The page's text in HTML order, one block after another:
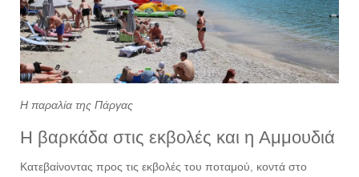
Η παραλία της Πάργας
Η βαρκάδα στις εκβολές και η Αμμουδιά
Κατεβαίνοντας προς τις εκβολές του ποταμού, κοντά στο